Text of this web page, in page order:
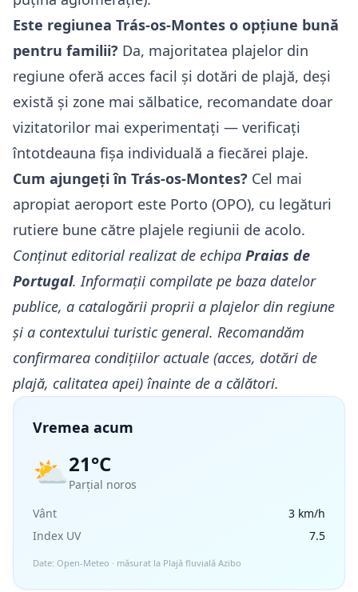
Este regiunea Trás-os-Montes o opțiune bună
pentru familii? Da, majoritatea plajelor din
regiune oferă acces facil și dotări de plajă, deși
există și zone mai sălbatice, recomandate doar
vizitatorilor mai experimentați — verificați
întotdeauna fișa individuală a fiecărei plaje.
Cum ajungeți în Trás-os-Montes? Cel mai
apropiat aeroport este Porto (OPO), cu legături
rutiere bune către plajele regiunii de acolo.
Conținut editorial realizat de echipa Praias de
Portugal. Informații compilate pe baza datelor
publice, a catalogării proprii a plajelor din regiune
și a contextului turistic general. Recomandăm
confirmarea condițiilor actuale (acces, dotări de
plajă, calitatea apei) înainte de a călători.
Vremea acum
⛅21°C
Parțial noros
Vânt
3 km/h
Index UV
7.5
Date: Open-Meteo · măsurat la Plajă fluvială Azibo